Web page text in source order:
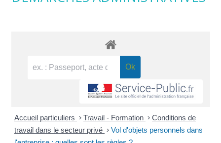
Accueil particuliers > Travail - Formation > Conditions de
travail dans le secteur privé > Vol d'objets personnels dans